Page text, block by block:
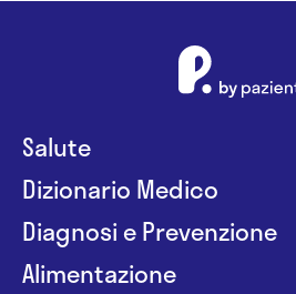
Salute
Dizionario Medico
Diagnosi e Prevenzione
Alimentazione